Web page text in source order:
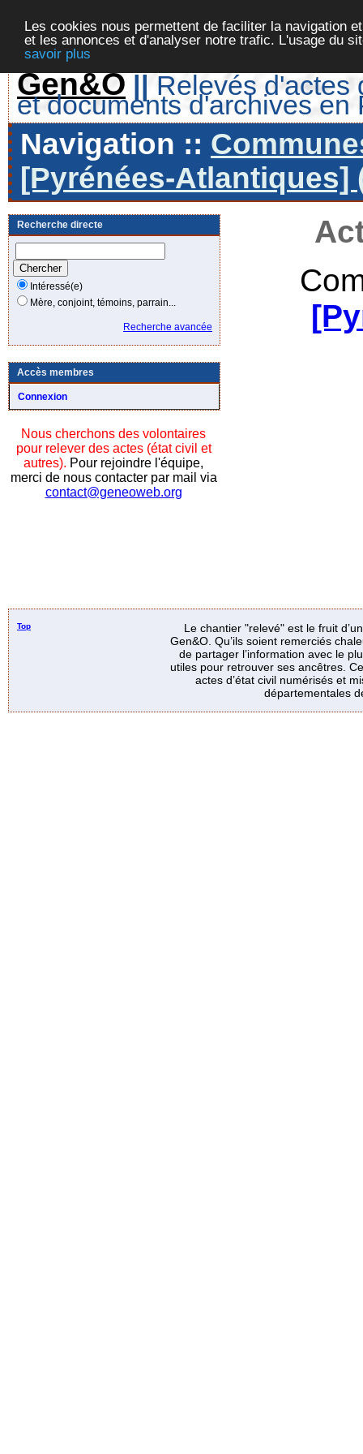
Les cookies nous permettent de faciliter la navigation
et les annonces et d'analyser notre trafic. L'usage du
savoir plus
Gen&O || Relevés d'actes
et documents d'archives en
Navigation ::
[Pyrénées-Atlantiques]
Recherche directe
Intéressé(e)
Mère, conjoint, témoins, parrain...
Recherche avancée
Accès membres
Connexion
Nous cherchons des volontaires
pour relever des actes (état civil et
autres). Pour rejoindre l'équipe,
merci de nous contacter par mail via
contact@geneoweb.org
Top
Le chantier "relevé" est le fruit
Gen&O. Qu’ils soient remerciés
de partager l’information avec le
utiles pour retrouver ses ancêtres.
actes d’état civil numérisés et
départementales